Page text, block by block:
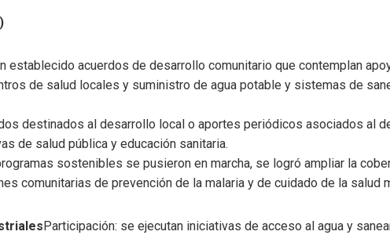
establecido acuerdos de desarrollo comunitario que contemplan
de salud locales y suministro de agua potable y sistemas de
destinados al desarrollo local o aportes periódicos asociados al
de salud pública y educación sanitaria.
sostenibles se pusieron en marcha, se logró ampliar la
comunitarias de prevención de la malaria y de cuidado de la salud
Participación: se ejecutan iniciativas de acceso al agua y